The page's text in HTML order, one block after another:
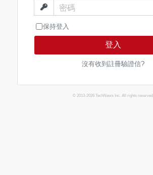
密碼
保持登入
登入
沒有收到註冊驗證信?
© 2013-2026 TechNews Inc. All rights reserved.